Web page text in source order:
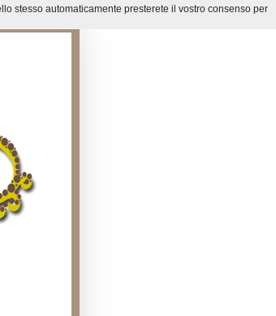
stesso automaticamente presterete il vostro consenso per